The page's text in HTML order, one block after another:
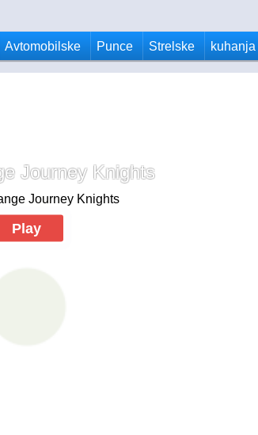
Avtomobilske Punce Strelske kuhanja
Journey Knights
Play